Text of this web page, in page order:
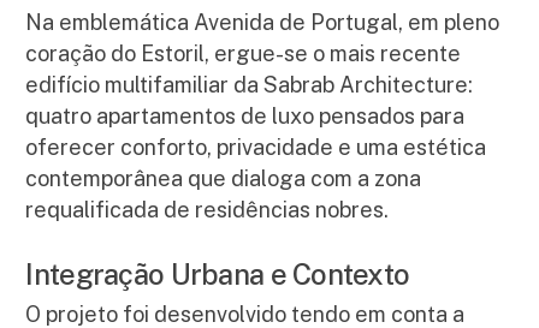
Na emblemática Avenida de Portugal, em pleno
coração do Estoril, ergue-se o mais recente
edifício multifamiliar da Sabrab Architecture:
quatro apartamentos de luxo pensados para
oferecer conforto, privacidade e uma estética
contemporânea que dialoga com a zona
requalificada de residências nobres.
Integração Urbana e Contexto
O projeto foi desenvolvido tendo em conta a